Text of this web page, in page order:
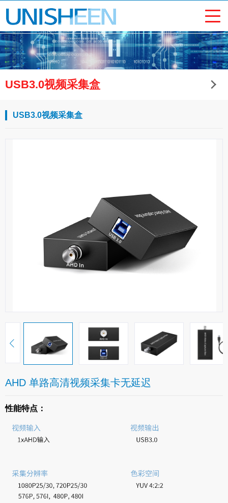
USB3.0视频采集盒
USB3.0视频采集盒
AHD 单路高清视频采集卡无延迟
性能特点：